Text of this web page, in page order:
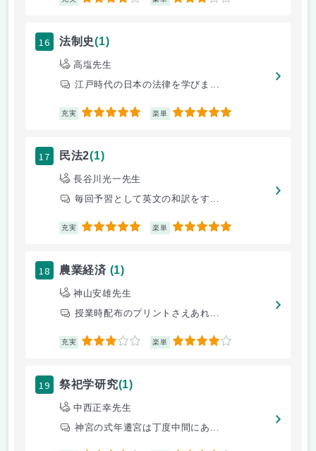
16 法制史(1)
高塩先生
江戸時代の日本の法律を学びま...
充実 5 楽単 5
17 民法2(1)
長谷川光一先生
毎回予習として英文の和訳をす...
充実 5 楽単 5
18 農業経済 (1)
神山安雄先生
授業時配布のプリントさえあれ...
充実 3 楽単 4
19 祭祀学研究(1)
中西正幸先生
神宮の式年遷宮は丁度中間にあ...